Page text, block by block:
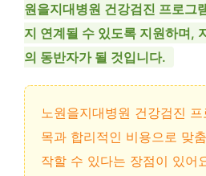
원을지대병원 건강검진 프로그
지 연계될 수 있도록 지원하며,
의 동반자가 될 것입니다.
노원을지대병원 건강검진
목과 합리적인 비용으로 맞
작할 수 있다는 장점이 있어